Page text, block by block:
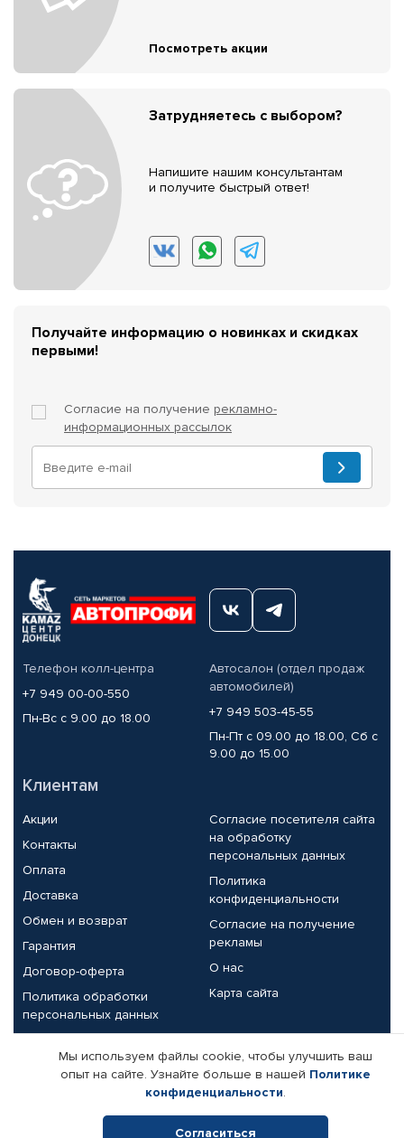
Посмотреть акции
Затрудняетесь с выбором?
Напишите нашим консультантам
и получите быстрый ответ!
Получайте информацию о новинках и скидках
первыми!
Согласие на получение рекламно-
информационных рассылок
Телефон колл-центра
+7 949 00-00-550
Пн-Вс с 9.00 до 18.00
Автосалон (отдел продаж
автомобилей)
+7 949 503-45-55
Пн-Пт с 09.00 до 18.00, Сб с
9.00 до 15.00
Клиентам
Акции
Контакты
Оплата
Доставка
Обмен и возврат
Гарантия
Договор-оферта
Политика обработки
персональных данных
Согласие посетителя сайта
на обработку
персональных данных
Политика
конфиденциальности
Согласие на получение
рекламы
О нас
Карта сайта
Партнерам
Корпоративным клиентам
Поставщикам
Реквизиты компании
Мы используем файлы cookie, чтобы улучшить ваш
опыт на сайте. Узнайте больше в нашей Политике
конфиденциальности.
Согласиться